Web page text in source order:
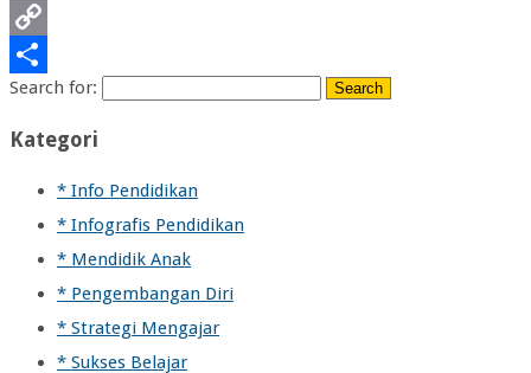
X
Copy
Link
Share
Search for:
Kategori
* Info Pendidikan
* Infografis Pendidikan
* Mendidik Anak
* Pengembangan Diri
* Strategi Mengajar
* Sukses Belajar